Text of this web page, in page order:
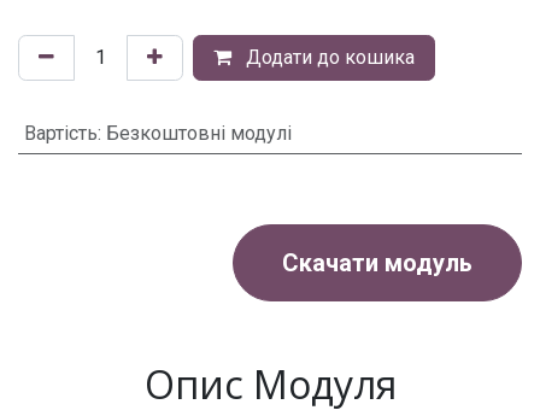
Додати до кошика
Вартість: Безкоштовні модулі
Скачати модуль
Опис Модуля